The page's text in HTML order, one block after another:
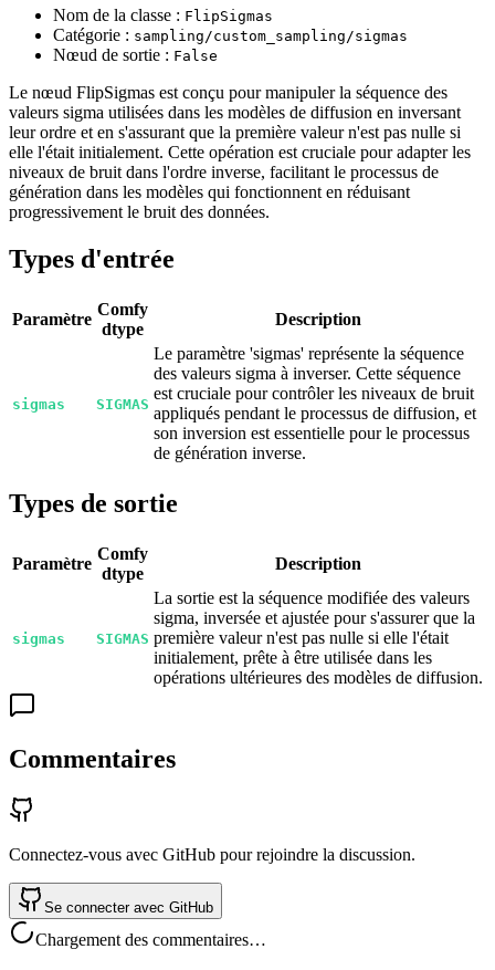
Nom de la classe : FlipSigmas
Catégorie : sampling/custom_sampling/sigmas
Nœud de sortie : False
Le nœud FlipSigmas est conçu pour manipuler la séquence des
valeurs sigma utilisées dans les modèles de diffusion en inversant
leur ordre et en s'assurant que la première valeur n'est pas nulle si
elle l'était initialement. Cette opération est cruciale pour adapter les
niveaux de bruit dans l'ordre inverse, facilitant le processus de
génération dans les modèles qui fonctionnent en réduisant
progressivement le bruit des données.
Types d'entrée
Paramètre
Comfy
dtype
Description
sigmas SIGMAS
Le paramètre 'sigmas' représente la séquence
des valeurs sigma à inverser. Cette séquence
est cruciale pour contrôler les niveaux de bruit
appliqués pendant le processus de diffusion, et
son inversion est essentielle pour le processus
de génération inverse.
Types de sortie
Paramètre
Comfy
dtype
Description
sigmas SIGMAS
La sortie est la séquence modifiée des valeurs
sigma, inversée et ajustée pour s'assurer que la
première valeur n'est pas nulle si elle l'était
initialement, prête à être utilisée dans les
opérations ultérieures des modèles de diffusion.
Commentaires
Connectez-vous avec GitHub pour rejoindre la discussion.
Se connecter avec GitHub
Chargement des commentaires…